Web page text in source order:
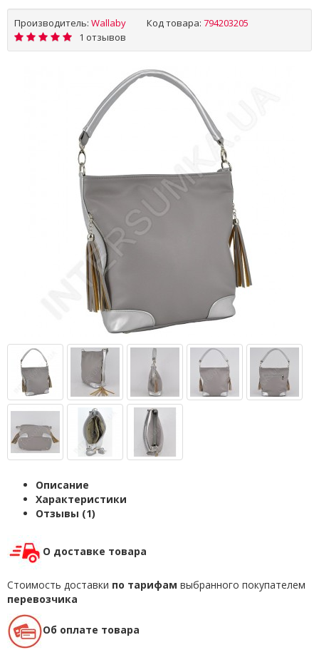
Производитель: Wallaby Код товара: 794203205
1 отзывов
Описание
Характеристики
Отзывы (1)
О доставке товара
Стоимость доставки по тарифам выбранного покупателем
перевозчика
Об оплате товара